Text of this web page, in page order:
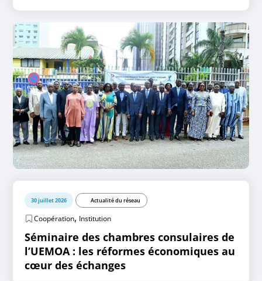
30 juillet 2026 Actualité du réseau
Coopération, Institution
Séminaire des chambres consulaires de
l’UEMOA : les réformes économiques au
cœur des échanges